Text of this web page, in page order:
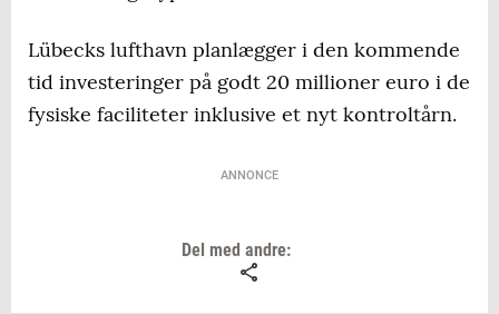
Lübecks lufthavn planlægger i den kommende
tid investeringer på godt 20 millioner euro i de
fysiske faciliteter inklusive et nyt kontroltårn.
ANNONCE
Del med andre: